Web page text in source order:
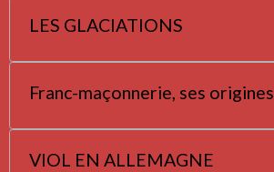
LES GLACIATIONS
Franc-maçonnerie, ses origines
VIOL EN ALLEMAGNE